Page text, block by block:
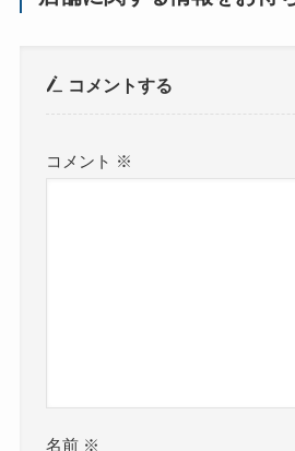
コメントする
コメント ※
名前 ※